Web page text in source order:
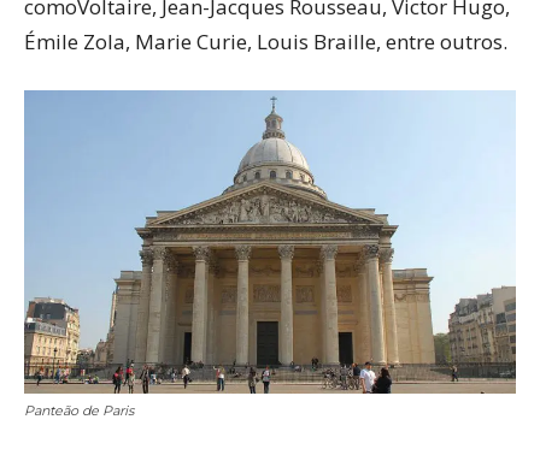
comoVoltaire, Jean-Jacques Rousseau, Victor Hugo,
Émile Zola, Marie Curie, Louis Braille, entre outros.
Panteão de Paris